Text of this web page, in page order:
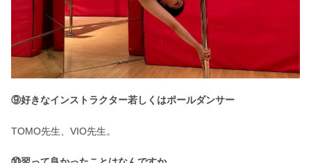
⑨好きなインストラクター若しくはポールダンサー
TOMO先生、VIO先生。